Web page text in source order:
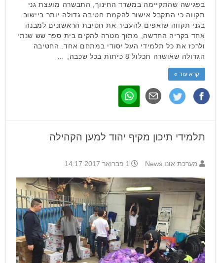
בפגישה שהתקיימה במשרד החינוך, התבשרה מועצת גני
תקווה כי התקבל אישור להקמת חטיבה גדולה יותר ביישוב.
בגני תקווה שואפים להעביר את חטיבת הראשונים למבנה
אחד בקריה החדשה, מתוך מטרה להקים בית ספר שש שנתי
ולרכז את כל תלמידי העל יסודי במתחם אחד. החטיבה
הגדולה שאושרה תכלול 8 כיתות בכל שכבה, …
קרא עוד »
תלמידי תיכון מקיף יהוד למען הקהילה
מערכת אונו News 1 פברואר 2017 14:17